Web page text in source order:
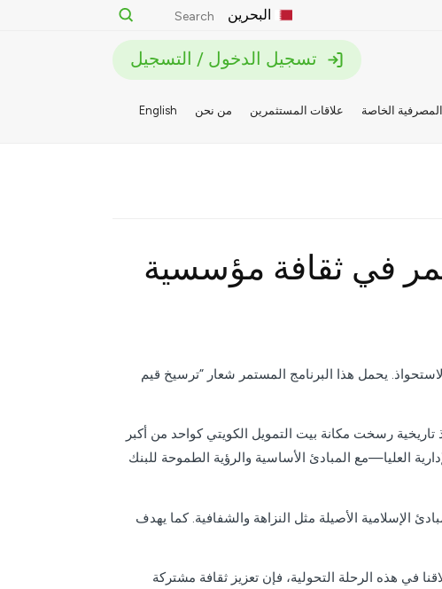
البحرين
تسجيل الدخول / التسجيل
الخاصة علاقات المستثمرين من نحن English
في ثقافة مؤسسية
يحمل هذا البرنامج المستمر شعار “ترسيخ قيم
رسخت مكانة بيت التمويل الكويتي كواحد من أكبر
العليا—مع المبادئ الأساسية والرؤية الطموحة للبنك
الإسلامية الأصيلة مثل النزاهة والشفافية. كما يهدف
في هذه الرحلة التحولية، فإن تعزيز ثقافة مشتركة